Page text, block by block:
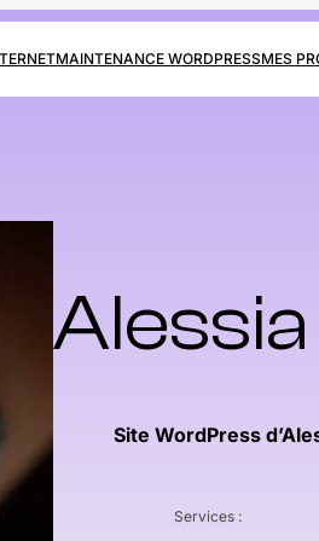
MAINTENANCE WORDPRESSMES
Site WordPress
Services :